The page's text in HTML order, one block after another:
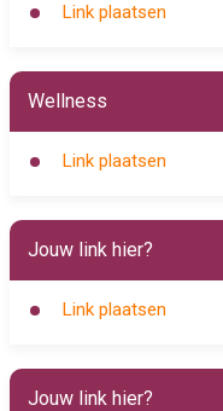
Link plaatsen
Wellness
Link plaatsen
Jouw link hier?
Link plaatsen
Jouw link hier?